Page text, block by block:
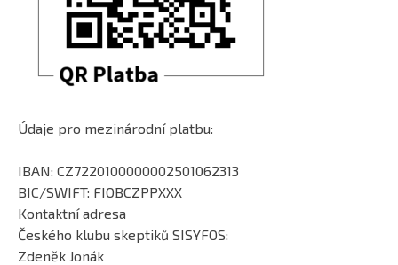
Údaje pro mezinárodní platbu:
IBAN: CZ7220100000002501062313
BIC/SWIFT: FIOBCZPPXXX
Kontaktní adresa
Českého klubu skeptiků SISYFOS:
Zdeněk Jonák